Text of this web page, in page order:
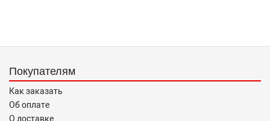
Покупателям
Как заказать
Об оплате
О доставке